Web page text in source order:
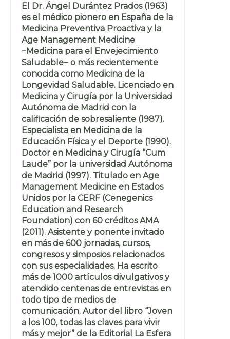
El Dr. Ángel Durántez Prados (1963)
es el médico pionero en España de la
Medicina Preventiva Proactiva y la
Age Management Medicine
−Medicina para el Envejecimiento
Saludable− o más recientemente
conocida como Medicina de la
Longevidad Saludable. Licenciado en
Medicina y Cirugía por la Universidad
Autónoma de Madrid con la
calificación de sobresaliente (1987).
Especialista en Medicina de la
Educación Física y el Deporte (1990).
Doctor en Medicina y Cirugía “Cum
Laude” por la universidad Autónoma
de Madrid (1997). Titulado en Age
Management Medicine en Estados
Unidos por la CERF (Cenegenics
Education and Research
Foundation) con 60 créditos AMA
(2011). Asistente y ponente invitado
en más de 600 jornadas, cursos,
congresos y simposios relacionados
con sus especialidades. Ha escrito
más de 1000 artículos divulgativos y
atendido centenas de entrevistas en
todo tipo de medios de
comunicación. Autor del libro “Joven
a los 100, todas las claves para vivir
más y mejor” de la Editorial La Esfera